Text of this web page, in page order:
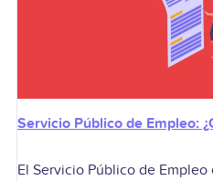
Servicio Público de Empleo:
El Servicio Público de